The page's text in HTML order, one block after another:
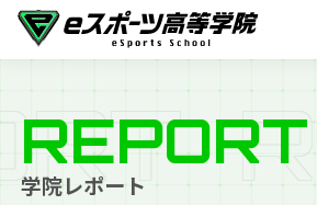
T RE
REPORT
学院レポート